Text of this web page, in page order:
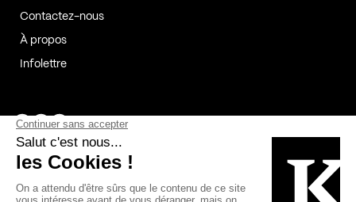
Contactez-nous
À propos
Infolettre
Page Facebook de Kollectif
Page Instagram de Kollectif
Page Linkedin de Kollectif